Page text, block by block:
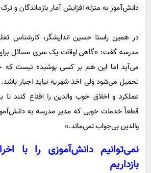
دانش‌آموز به منزله افزایش آمار بازماندگان و
در همین راستا حسین اندایشگر، کارشناس
مدرسه گفت: «گاهی اوقات یک سری مسائل
می‌آید اما این هم بر کسی پوشیده نیست که
تحمیل می‌شود ولی اخذ شهریه نباید اجبار
عملکرد و اخلاق خوب والدین را اقناع کنند
قطعاً خدمات خوبی که مدیر مدرسه به
والدین بی‌جواب نمی‌ماند.»
نمی‌توانیم دانش‌آموزی را با
بازداریم